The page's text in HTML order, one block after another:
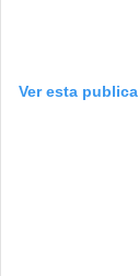
Ver esta